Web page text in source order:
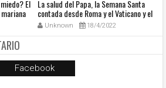
El La salud del Papa, la Semana Santa
contada desde Roma y el Vaticano y el
resumen de noticias en audio
Unknown 18/4/2022
Facebook